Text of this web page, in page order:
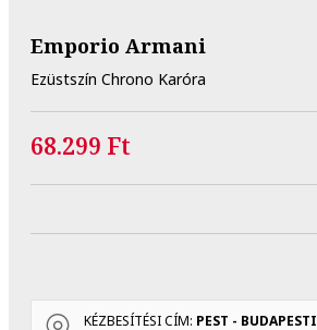
Emporio Armani
Ezüstszín Chrono Karóra
68.299 Ft
KÉZBESÍTÉSI CÍM: PEST - BUDAPESTI